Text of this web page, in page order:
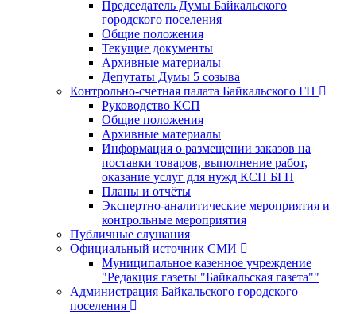
Председатель Думы Байкальского
городского поселения
Общие положения
Текущие документы
Архивные материалы
Депутаты Думы 5 созыва
Контрольно-счетная палата Байкальского ГП
Руководство КСП
Общие положения
Архивные материалы
Информация о размещении заказов на
поставки товаров, выполнение работ,
оказание услуг для нужд КСП БГП
Планы и отчёты
Экспертно-аналитические мероприятия и
контрольные мероприятия
Публичные слушания
Официальный источник СМИ
Муниципальное казенное учреждение
"Редакция газеты "Байкальская газета""
Администрация Байкальского городского
поселения